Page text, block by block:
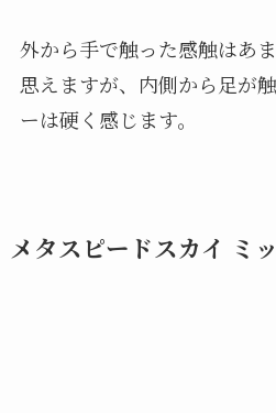
外から手で触った感触はあ
思えますが、内側から足が
ーは硬く感じます。
メタスピードスカイ ミ